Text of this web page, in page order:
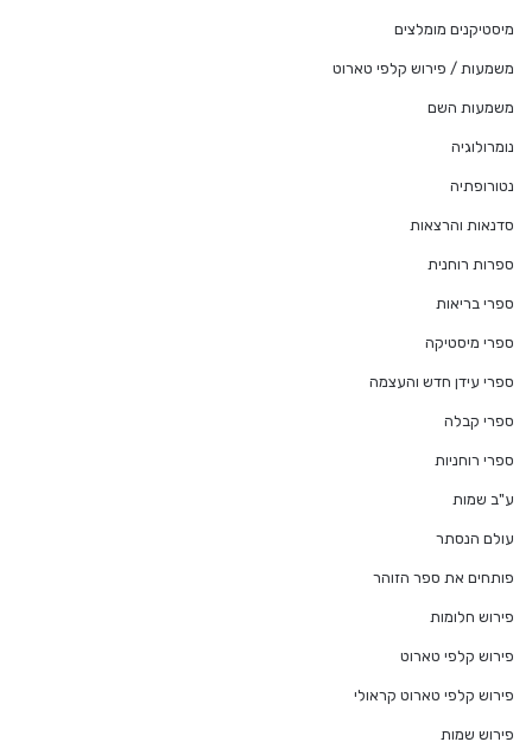
מיסטיקנים מומלצים
משמעות / פירוש קלפי טארוט
משמעות השם
נומרולוגיה
נטורופתיה
סדנאות והרצאות
ספרות רוחנית
ספרי בריאות
ספרי מיסטיקה
ספרי עידן חדש והעצמה
ספרי קבלה
ספרי רוחניות
ע"ב שמות
עולם הנסתר
פותחים את ספר הזוהר
פירוש חלומות
פירוש קלפי טארוט
פירוש קלפי טארוט קראולי
פירוש שמות